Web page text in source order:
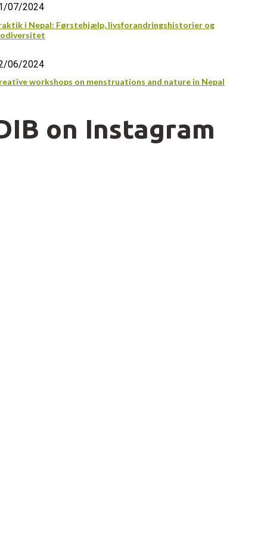
07/2024
i Nepal: Førstehjælp, livsforandringshistorier og
06/2024
workshops on menstruations and nature in Nepal
on Instagram